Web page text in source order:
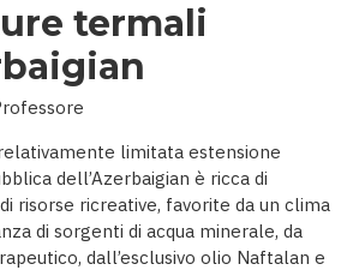
termali
limitata estensione
dell’Azerbaigian è ricca di
risorse ricreative, favorite da un clima
di sorgenti di acqua minerale, da
dall’esclusivo olio Naftalan e